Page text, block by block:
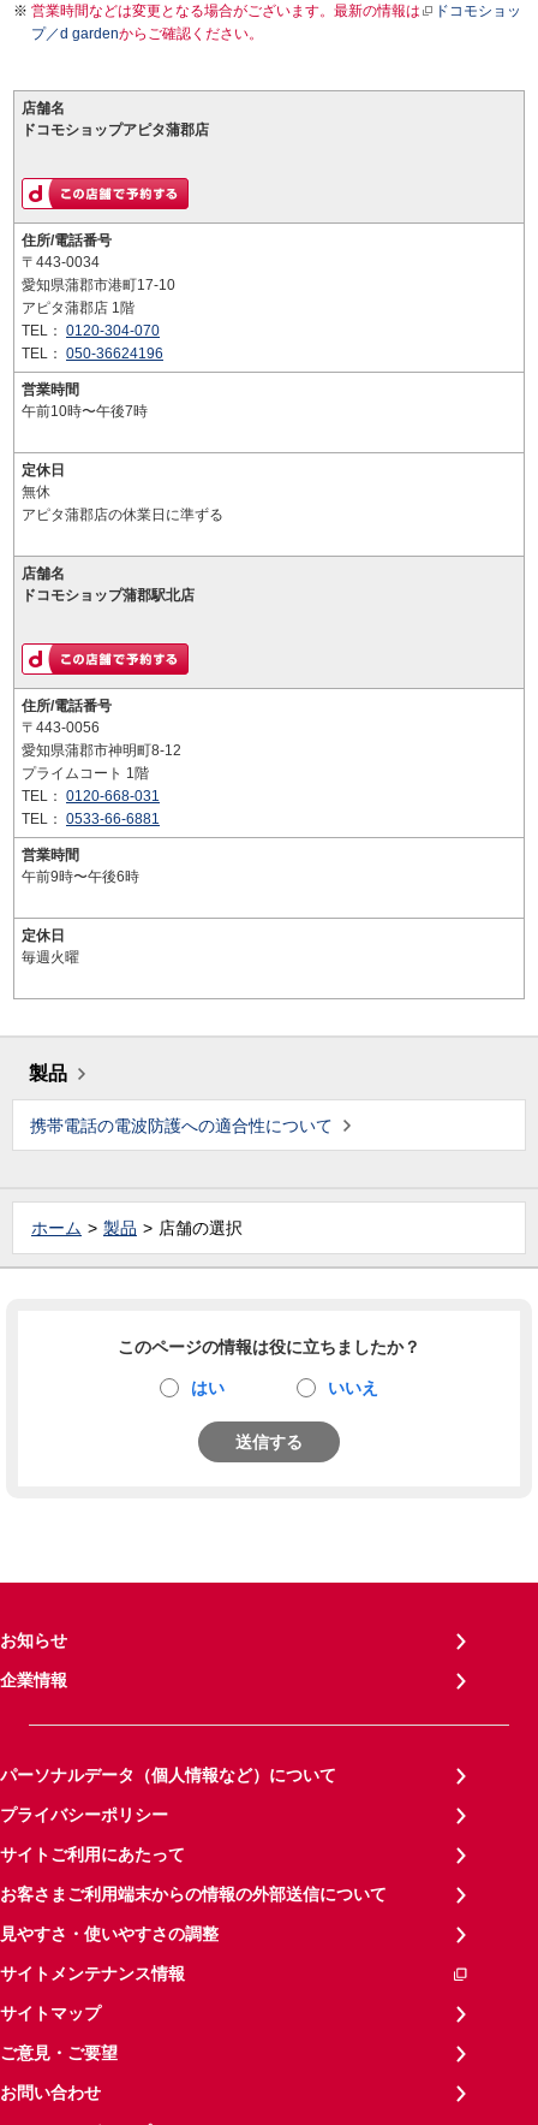
営業時間などは変更となる場合がございます。最新の情報は
ドコモショッ
プ／d gardenからご確認ください。
店舗名
ドコモショップアピタ蒲郡店
住所/電話番号
〒443-0034
愛知県蒲郡市港町17-10
アピタ蒲郡店 1階
TEL： 0120-304-070
TEL： 050-36624196
営業時間
午前10時〜午後7時
定休日
無休
アピタ蒲郡店の休業日に準ずる
店舗名
ドコモショップ蒲郡駅北店
住所/電話番号
〒443-0056
愛知県蒲郡市神明町8-12
プライムコート 1階
TEL： 0120-668-031
TEL： 0533-66-6881
営業時間
午前9時〜午後6時
定休日
毎週火曜
製品
携帯電話の電波防護への適合性について
ホーム 製品 店舗の選択
このページの情報は役に立ちましたか？
はい いいえ
送信する
お知らせ
企業情報
パーソナルデータ（個人情報など）について
プライバシーポリシー
サイトご利用にあたって
お客さまご利用端末からの情報の外部送信について
見やすさ・使いやすさの調整
サイトメンテナンス情報
サイトマップ
ご意見・ご要望
お問い合わせ